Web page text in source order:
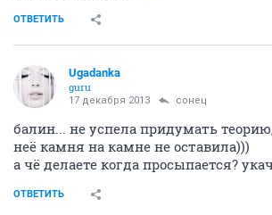
ОТВЕТИТЬ
Ugadanka
guru
17 декабря 2013 сонец
балин... не успела придумать
неё камня на камне не оставила)))
а чё делаете когда просыпается?
ОТВЕТИТЬ